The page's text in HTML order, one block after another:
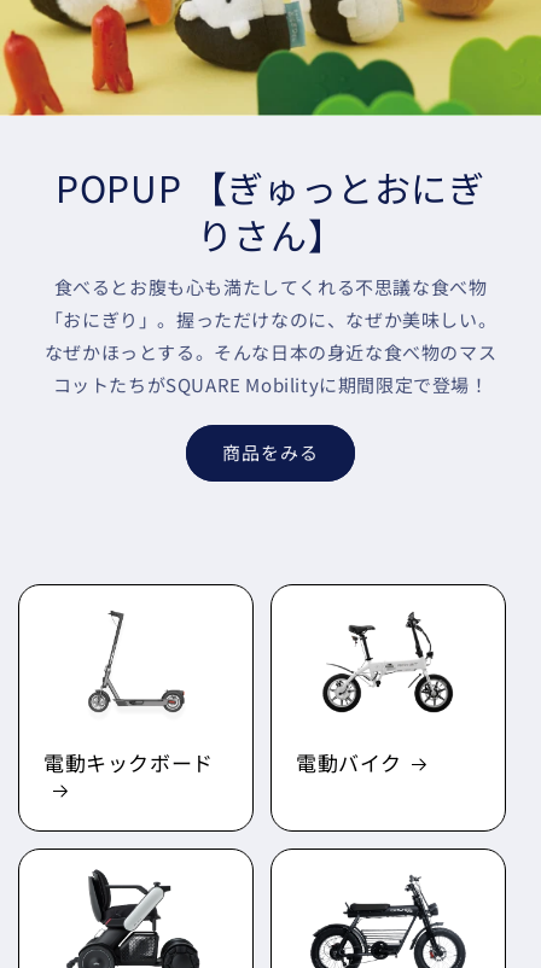
POPUP 【ぎゅっとおにぎ
りさん】
食べるとお腹も心も満たしてくれる不思議な食べ物
「おにぎり」。握っただけなのに、なぜか美味しい。
なぜかほっとする。そんな日本の身近な食べ物のマス
コットたちがSQUARE Mobilityに期間限定で登場！
商品をみる
電動キックボード 電動バイク